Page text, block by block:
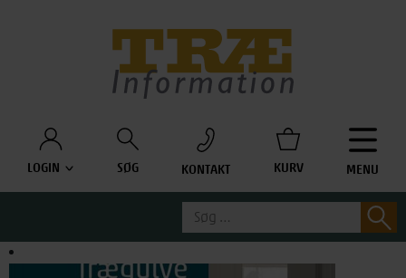
LOGIN SØG KONTAKT KURV MENU
Søg
efter: